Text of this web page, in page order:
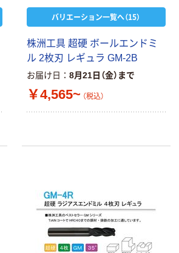
バリエーション一覧へ（15）
株洲工具 超硬 ボールエンドミ
ル 2枚刃 レギュラ GM-2B
お届け日 8月21日（金）まで
￥4,565~ （税込）